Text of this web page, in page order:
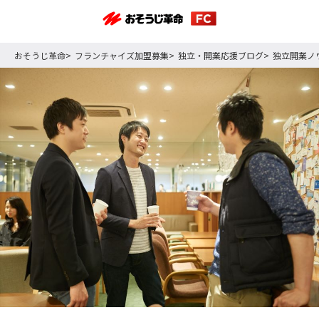
おそうじ革命 フランチャイズ加盟募集 独立・開業応援ブログ 独立開業ノ